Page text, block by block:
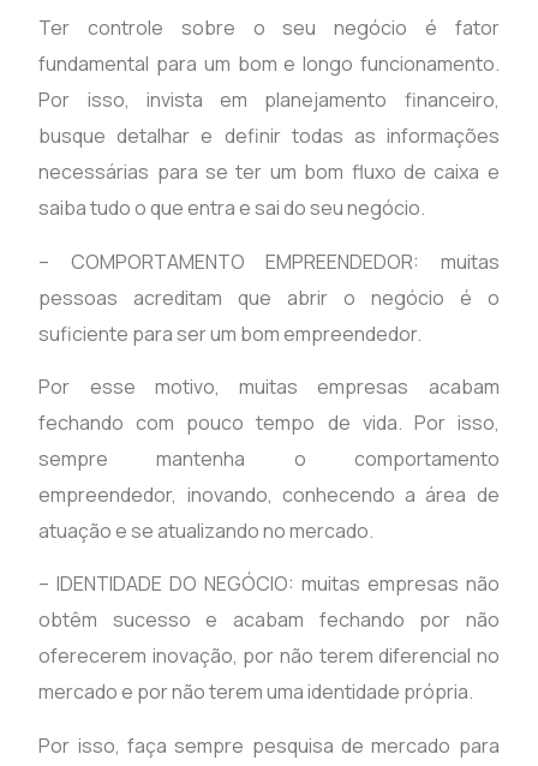
Ter controle sobre o seu negócio é fator
fundamental para um bom e longo funcionamento.
Por isso, invista em planejamento financeiro,
busque detalhar e definir todas as informações
necessárias para se ter um bom fluxo de caixa e
saiba tudo o que entra e sai do seu negócio.
– COMPORTAMENTO EMPREENDEDOR: muitas
pessoas acreditam que abrir o negócio é o
suficiente para ser um bom empreendedor.
Por esse motivo, muitas empresas acabam
fechando com pouco tempo de vida. Por isso,
sempre mantenha o comportamento
empreendedor, inovando, conhecendo a área de
atuação e se atualizando no mercado.
– IDENTIDADE DO NEGÓCIO: muitas empresas não
obtêm sucesso e acabam fechando por não
oferecerem inovação, por não terem diferencial no
mercado e por não terem uma identidade própria.
Por isso, faça sempre pesquisa de mercado para